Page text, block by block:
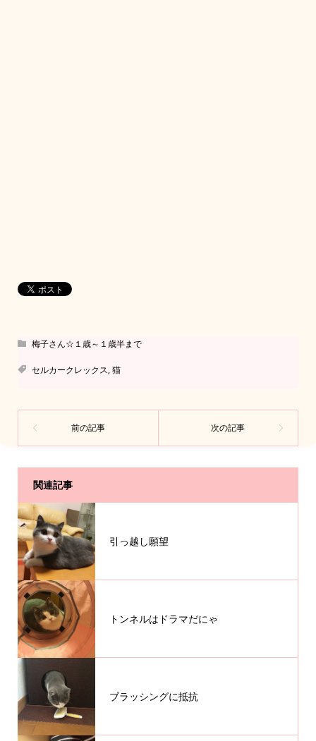
梅子さん☆１歳～１歳半まで
セルカークレックス,猫
関連記事
引っ越し願望
トンネルはドラマだにゃ
ブラッシングに抵抗